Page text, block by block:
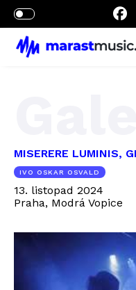
MISERERE LUMINIS,
IVO OSKAR OSVALD
13. listopad 2024
Praha, Modrá Vopice